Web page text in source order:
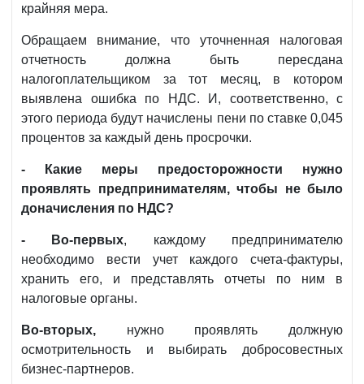
крайняя мера.
Обращаем внимание, что уточненная налоговая
отчетность должна быть пересдана
налогоплательщиком за тот месяц, в котором
выявлена ошибка по НДС. И, соответственно, с
этого периода будут начислены пени по ставке 0,045
процентов за каждый день просрочки.
- Какие меры предосторожности нужно
проявлять предпринимателям, чтобы не было
доначисления по НДС?
- Во-первых, каждому предпринимателю
необходимо вести учет каждого счета-фактуры,
хранить его, и представлять отчеты по ним в
налоговые органы.
Во-вторых, нужно проявлять должную
осмотрительность и выбирать добросовестных
бизнес-партнеров.